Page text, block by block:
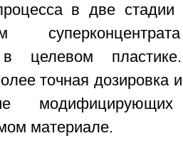
в две стадии
в целевом
точная дозировка
материале.